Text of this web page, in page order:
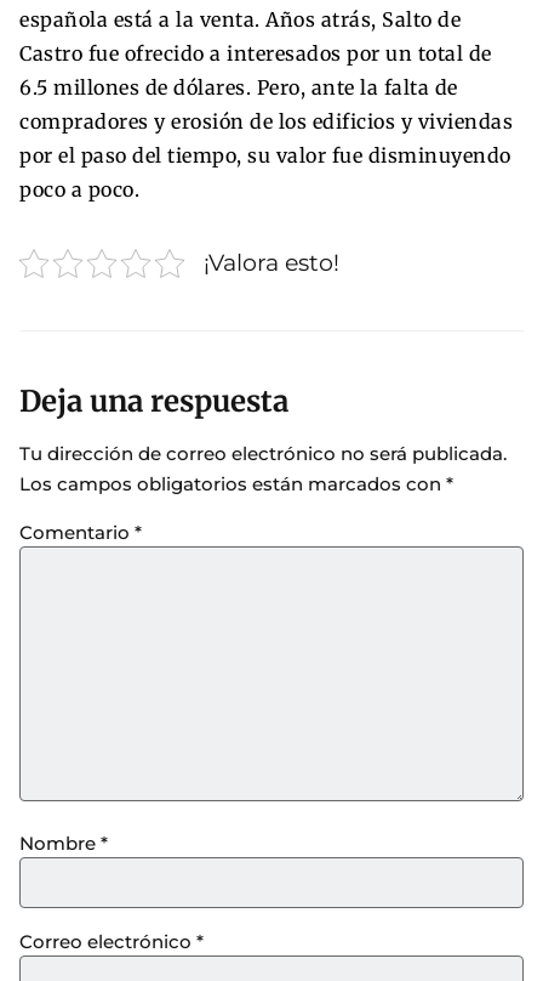
española está a la venta. Años atrás, Salto de
Castro fue ofrecido a interesados por un total de
6.5 millones de dólares. Pero, ante la falta de
compradores y erosión de los edificios y viviendas
por el paso del tiempo, su valor fue disminuyendo
poco a poco.
¡Valora esto!
Deja una respuesta
Tu dirección de correo electrónico no será publicada.
Los campos obligatorios están marcados con *
Comentario *
Nombre *
Correo electrónico *